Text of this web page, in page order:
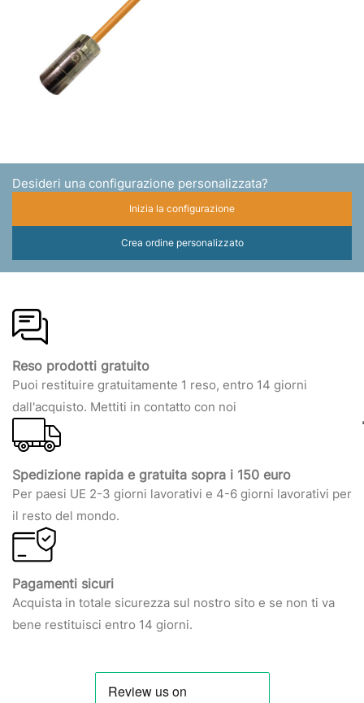
Desideri una configurazione personalizzata?
Inizia la configurazione
Crea ordine personalizzato
Reso prodotti gratuito
Puoi restituire gratuitamente 1 reso, entro 14 giorni
dall'acquisto. Mettiti in contatto con noi
Spedizione rapida e gratuita sopra i 150 euro
Per paesi UE 2-3 giorni lavorativi e 4-6 giorni lavorativi per
il resto del mondo.
Pagamenti sicuri
Acquista in totale sicurezza sul nostro sito e se non ti va
bene restituisci entro 14 giorni.